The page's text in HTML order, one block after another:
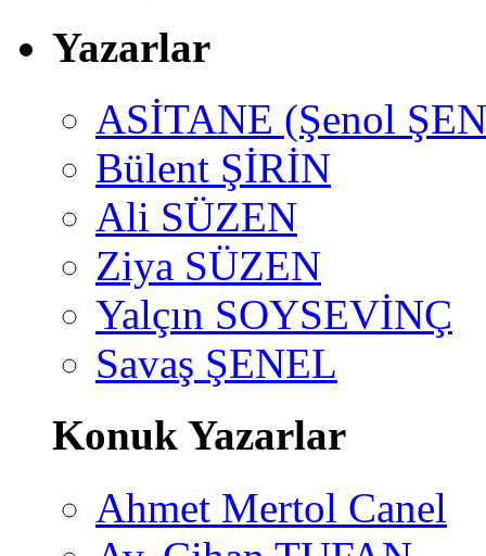
Yazarlar
ASİTANE (Şenol
Bülent ŞİRİN
Ali SÜZEN
Ziya SÜZEN
Yalçın SOYSEVİNÇ
Savaş ŞENEL
Konuk Yazarlar
Ahmet Mertol Canel